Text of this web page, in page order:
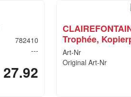
782410
---
27.92
Trophée,
Art-Nr
Original Art-Nr